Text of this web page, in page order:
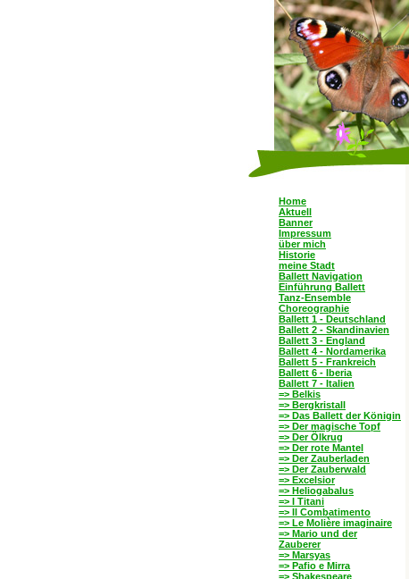
Home
Aktuell
Banner
Impressum
über mich
Historie
meine Stadt
Ballett Navigation
Einführung Ballett
Tanz-Ensemble
Choreographie
Ballett 1 - Deutschland
Ballett 2 - Skandinavien
Ballett 3 - England
Ballett 4 - Nordamerika
Ballett 5 - Frankreich
Ballett 6 - Iberia
Ballett 7 - Italien
=> Belkis
=> Bergkristall
=> Das Ballett der Königin
=> Der magische Topf
=> Der Ölkrug
=> Der rote Mantel
=> Der Zauberladen
=> Der Zauberwald
=> Excelsior
=> Heliogabalus
=> I Titani
=> Il Combatimento
=> Le Molière imaginaire
=> Mario und der
Zauberer
=> Marsyas
=> Pafio e Mirra
=> Shakespeare